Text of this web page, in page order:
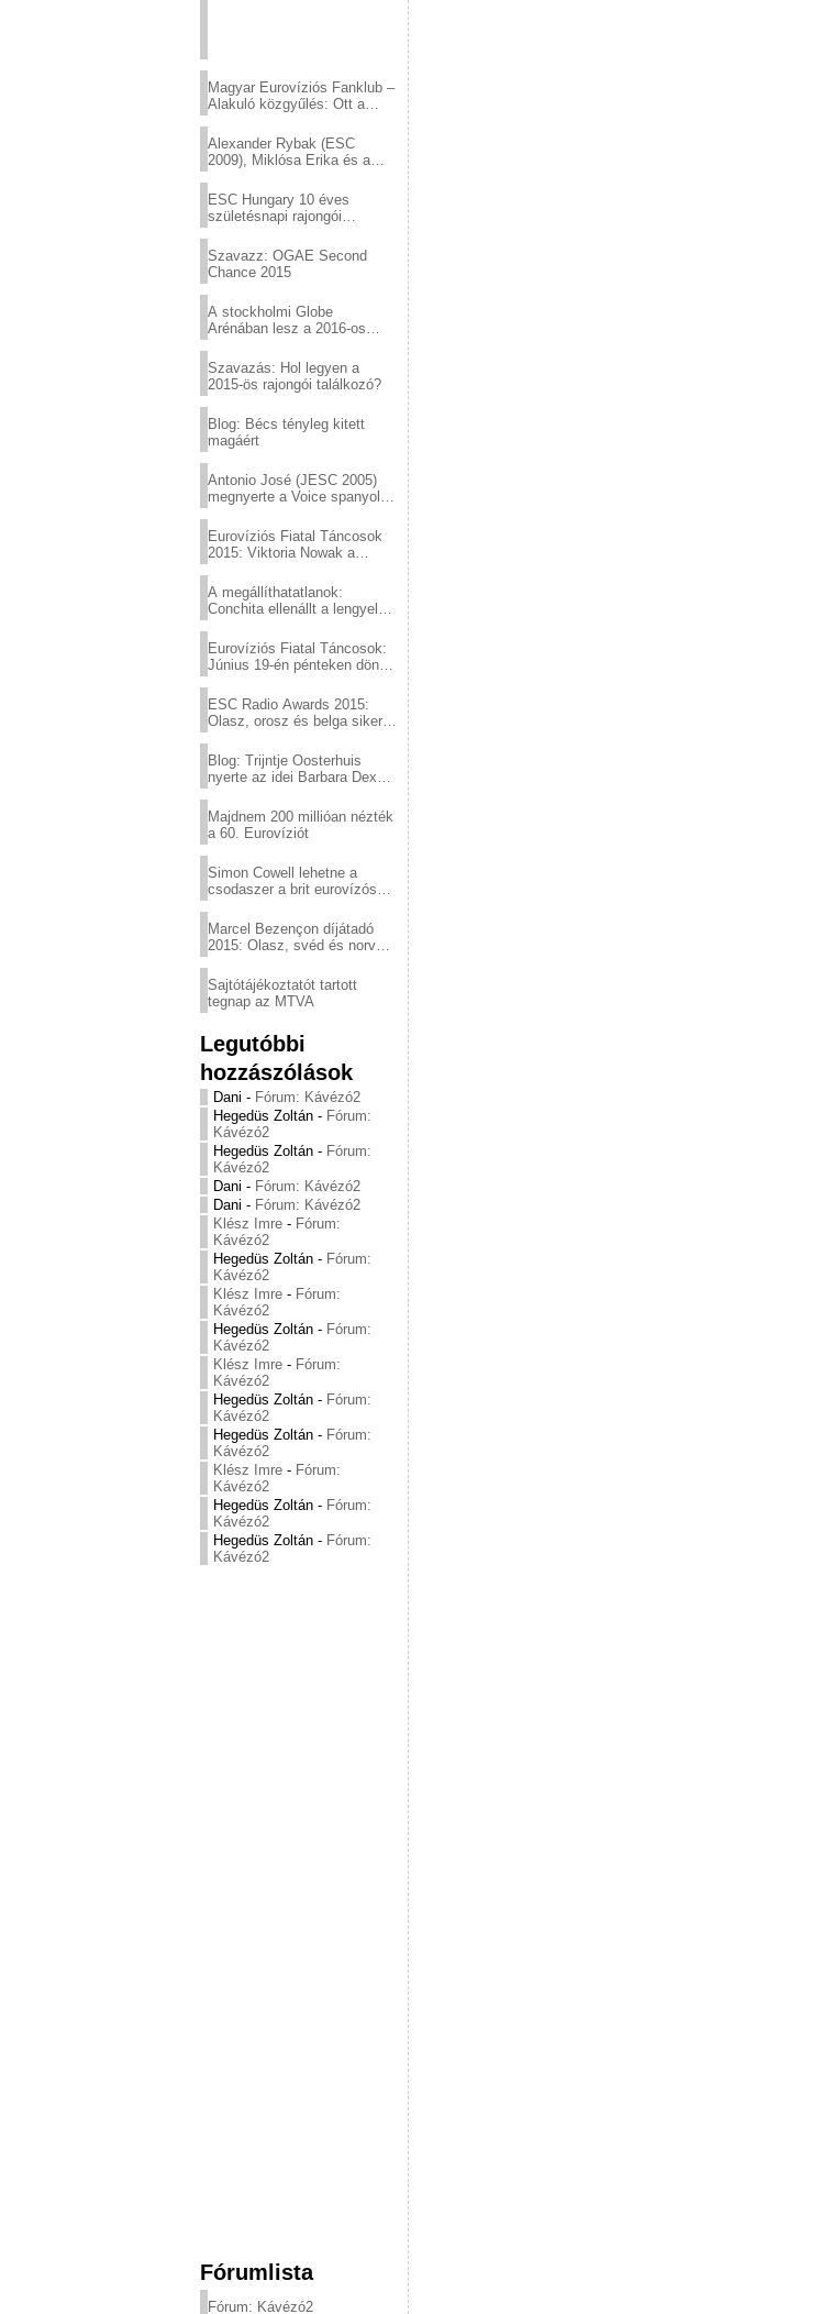
Magyar Eurovíziós Fanklub –
Alakuló közgyűlés: Ott a
Alexander Rybak (ESC
2009), Miklósa Erika és a
sztárjai a Margitszigeten
ESC Hungary 10 éves
születésnapi rajongói
Szavazz: OGAE Second
Chance 2015
A stockholmi Globe
Arénában lesz a 2016-os
Szavazás: Hol legyen a
2015-ös rajongói találkozó?
Blog: Bécs tényleg kitett
magáért
Antonio José (JESC 2005)
megnyerte a Voice spanyol
Eurovíziós Fiatal Táncosok
2015: Viktoria Nowak a
A megállíthatatlanok:
Conchita ellenállt a lengyel
Eurovíziós Fiatal Táncosok:
Június 19-én pénteken döntő
ESC Radio Awards 2015:
Olasz, orosz és belga siker,
Blog: Trijntje Oosterhuis
nyerte az idei Barbara Dex
Majdnem 200 millióan nézték
a 60. Eurovíziót
Simon Cowell lehetne a
csodaszer a brit eurovízós
Marcel Bezençon díjátadó
2015: Olasz, svéd és norvég
Sajtótájékoztatót tartott
tegnap az MTVA
Legutóbbi
hozzászólások
Dani - Fórum: Kávézó2
Hegedüs Zoltán - Fórum:
Kávézó2
Hegedüs Zoltán - Fórum:
Kávézó2
Dani - Fórum: Kávézó2
Dani - Fórum: Kávézó2
Klész Imre - Fórum:
Kávézó2
Hegedüs Zoltán - Fórum:
Kávézó2
Klész Imre - Fórum:
Kávézó2
Hegedüs Zoltán - Fórum:
Kávézó2
Klész Imre - Fórum:
Kávézó2
Hegedüs Zoltán - Fórum:
Kávézó2
Hegedüs Zoltán - Fórum:
Kávézó2
Klész Imre - Fórum:
Kávézó2
Hegedüs Zoltán - Fórum:
Kávézó2
Hegedüs Zoltán - Fórum:
Kávézó2
Fórumlista
Fórum: Kávézó2